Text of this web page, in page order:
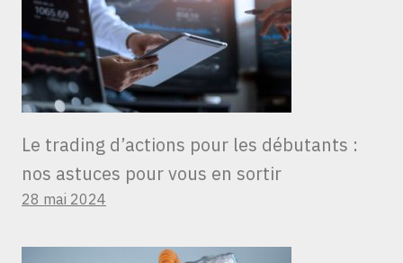
Le trading d’actions pour les débutants :
nos astuces pour vous en sortir
28 mai 2024